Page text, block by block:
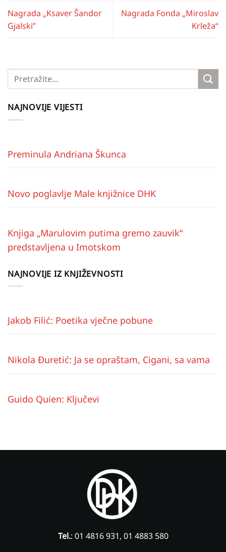
Nagrada „Ksaver Šandor
Gjalski”
Nagrada Fonda „Miroslav
Krleža“
NAJNOVIJE VIJESTI
Preminula Andriana Škunca
Novo poglavlje Male knjižnice DHK
Knjiga „Marulovim putima gremo zauvik“
predstavljena u Imotskom
NAJNOVIJE IZ KNJIŽEVNOSTI
Jakob Filić: Poetika vječne pobune
Nikola Đuretić: Ja se opraštam, Cigani, sa vama
Guido Quien: Ključevi
Tel.: 01 4816 931, 01 4883 580